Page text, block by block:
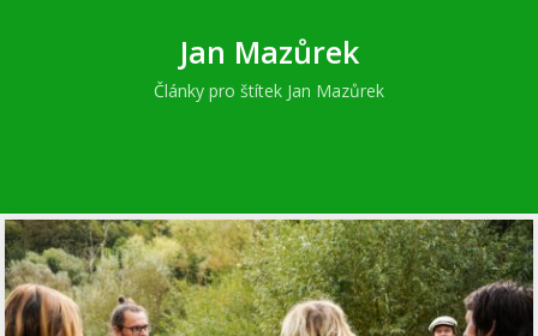
Jan Mazůrek
Články pro štítek Jan Mazůrek